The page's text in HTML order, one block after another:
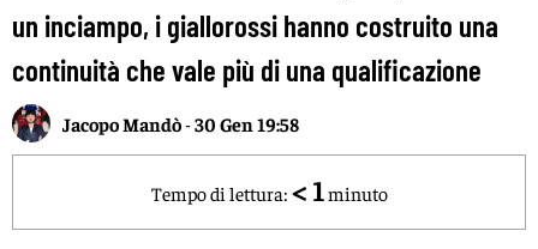
un inciampo, i giallorossi hanno costruito una
continuità che vale più di una qualificazione
Jacopo Mandò-30 Gen 19:58
Tempo di lettura: < 1 minuto